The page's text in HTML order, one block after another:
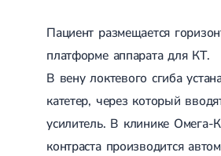
Пациент размещается
платформе аппарата для КТ.
В вену локтевого сгиба
катетер, через который
усилитель. В клинике Омега-
контраста производится